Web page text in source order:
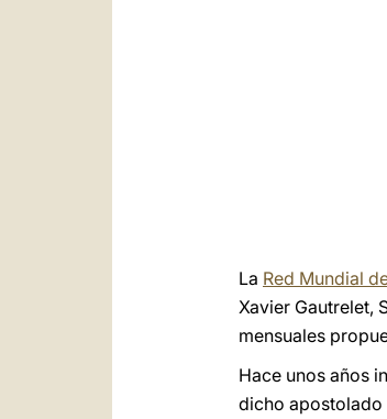
La Red Mundial
Xavier Gautrelet,
mensuales
Hace unos años
dicho apostolado